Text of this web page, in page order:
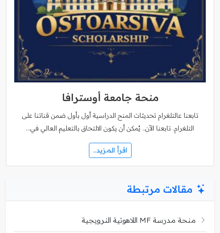
منحة جامعة أوسترافا
تابعنا عالتلغرام تحديثات المنح الدراسية أول بأول ضمن قناتنا على
التلغرام. تابعنا الآن.. يُمكن أن يكون الالتحاق بالتعليم العالي في…
اقرأ المزيد..
مقالات مرتبطة
منحة مدرسة MF اللاهوتية النرويجية